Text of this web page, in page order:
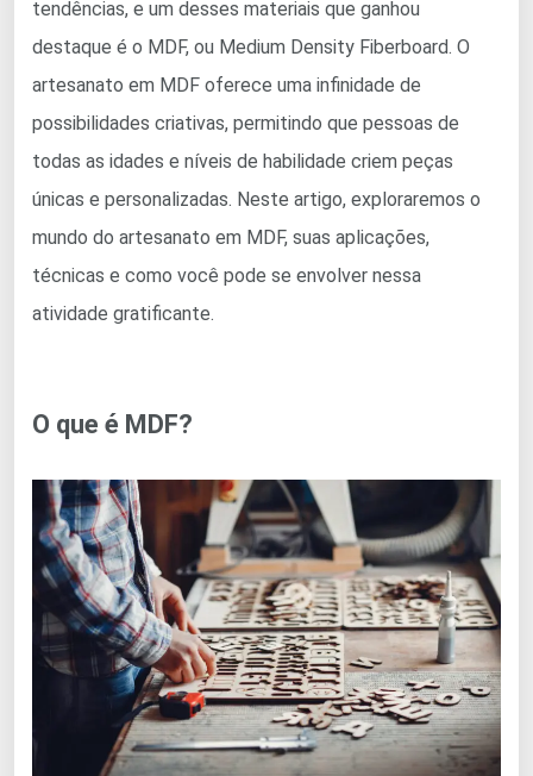
tendências, e um desses materiais que ganhou
destaque é o MDF, ou Medium Density Fiberboard. O
artesanato em MDF oferece uma infinidade de
possibilidades criativas, permitindo que pessoas de
todas as idades e níveis de habilidade criem peças
únicas e personalizadas. Neste artigo, exploraremos o
mundo do artesanato em MDF, suas aplicações,
técnicas e como você pode se envolver nessa
atividade gratificante.
O que é MDF?